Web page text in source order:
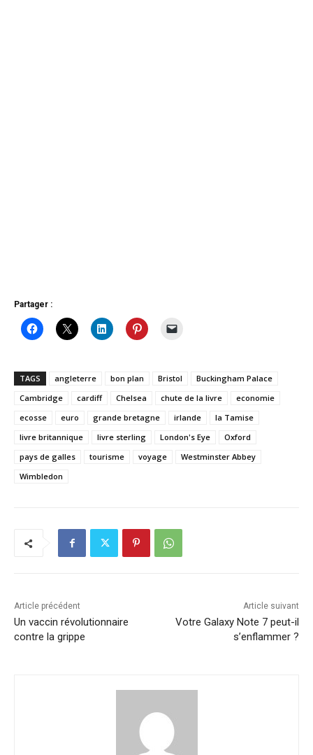
Partager :
TAGS angleterre bon plan Bristol
Buckingham Palace
Cambridge
cardiff Chelsea chute de la livre
economie
ecosse
euro grande bretagne irlande
la Tamise
livre britannique
livre sterling London's Eye
Oxford
pays de galles
tourisme voyage
Westminster Abbey
Wimbledon
Article précédent
Un vaccin révolutionnaire
contre la grippe
Article suivant
Votre Galaxy Note 7 peut-il
s’enflammer ?